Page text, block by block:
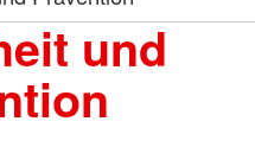
und